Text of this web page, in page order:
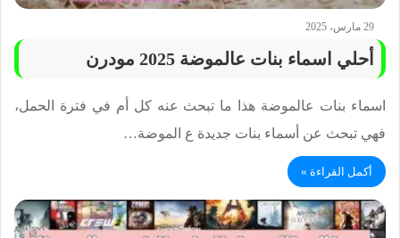
29 مارس، 2025
أحلي اسماء بنات عالموضة 2025 مودرن
اسماء بنات عالموضة هذا ما تبحث عنه كل أم في فترة الحمل،
فهي تبحث عن أسماء بنات جديدة ع الموضة…
أكمل القراءة »